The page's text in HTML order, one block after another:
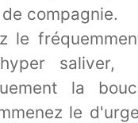
compagnie.
le
saliver,
la
le